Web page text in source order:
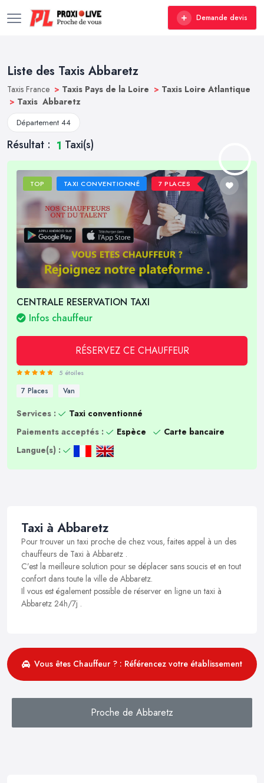
Demande devis
Liste des Taxis Abbaretz
Taxis France > Taxis Pays de la Loire > Taxis Loire Atlantique
> Taxis Abbaretz
Département 44
Résultat : 1 Taxi(s)
TOP TAXI CONVENTIONNÉ 7 PLACES
CENTRALE RESERVATION TAXI
Infos chauffeur
RÉSERVEZ CE CHAUFFEUR
5 étoiles
7 Places Van
Services :
Taxi conventionné
Paiements acceptés :
Espèce
Carte bancaire
Langue(s) :
Taxi à Abbaretz
Pour trouver un taxi proche de chez vous, faites appel à un des
chauffeurs de Taxi à Abbaretz .
C’est la meilleure solution pour se déplacer sans soucis et en tout
confort dans toute la ville de Abbaretz.
Il vous est également possible de réserver en ligne un taxi à
Abbaretz 24h/7j .
Vous êtes Chauffeur ? : Référencez votre établissement
Proche de Abbaretz